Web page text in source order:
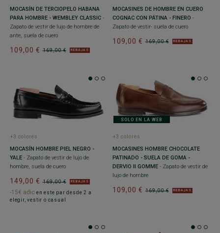
MOCASÍN DE TERCIOPELO HABANA
PARA HOMBRE - WEMBLEY CLASSIC -
Zapato de vestir de lujo de hombre de
ante, suela de cuero
169,00 €
109,00 € REBAJAS
MOCASINES DE HOMBRE EN CUERO
COGNAC CON PÁTINA - FINERO -
Zapato de vestir- suela de cuero
169,00 €
109,00 € REBAJAS
+3 colores
MOCASÍN HOMBRE PIEL NEGRO -
YALE - Zapato de vestir de lujo de
hombre, suela de cuero
169,00 €
149,00 € REBAJAS
-15€ adic en este par desde 2 a
elegir, vestir o casual
SOLO EN LA WEB
+3 colores
MOCASINES HOMBRE CHOCOLATE
PATINADO - SUELA DE GOMA -
DERVIO II GOMME - Zapato de vestir de
lujo de hombre
169,00 €
109,00 € REBAJAS